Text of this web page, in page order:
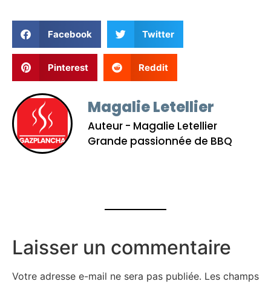
Facebook Twitter
Pinterest Reddit
Magalie Letellier
Auteur - Magalie Letellier
Grande passionnée de BBQ
Laisser un commentaire
Votre adresse e-mail ne sera pas publiée. Les champs